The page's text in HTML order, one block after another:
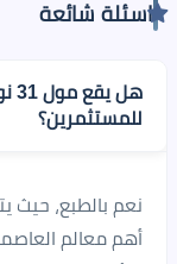
اسئلة شائعة
للمستثمرين؟
نعم بالطبع، حيث
أهم معالم